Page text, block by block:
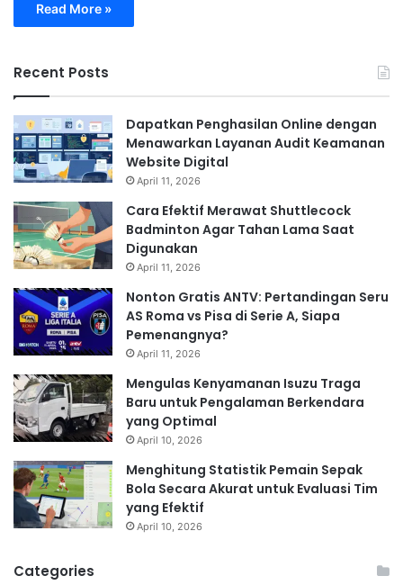
Read More »
Recent Posts
Dapatkan Penghasilan Online dengan
Menawarkan Layanan Audit Keamanan
Website Digital
April 11, 2026
Cara Efektif Merawat Shuttlecock
Badminton Agar Tahan Lama Saat
Digunakan
April 11, 2026
Nonton Gratis ANTV: Pertandingan Seru
AS Roma vs Pisa di Serie A, Siapa
Pemenangnya?
April 11, 2026
Mengulas Kenyamanan Isuzu Traga
Baru untuk Pengalaman Berkendara
yang Optimal
April 10, 2026
Menghitung Statistik Pemain Sepak
Bola Secara Akurat untuk Evaluasi Tim
yang Efektif
April 10, 2026
Categories